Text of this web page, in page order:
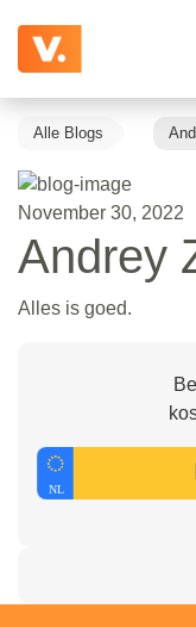
Alle Blogs
November 30, 2022
Andrey
Alles is goed.